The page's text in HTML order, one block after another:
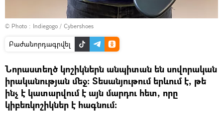
© Photo : Indiegogo / Cybershoes
Բաժանորդագրվել
Նորաստեղծ կոշիկներն անպիտան են սովորական
իրականության մեջ։ Տեսանյութում երևում է, թե
ինչ է կատարվում է այն մարդու հետ, որը
կիբեռկոշիկներ է հագնում։